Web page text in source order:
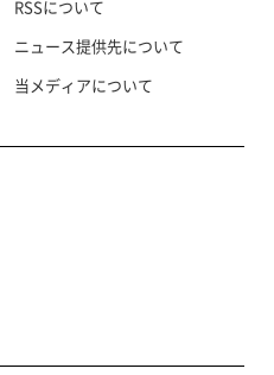
RSSについて
ニュース提供先について
当メディアについて